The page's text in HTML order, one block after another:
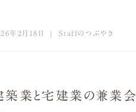
年2月18日 Staffのつぶやき
築業と宅建業の兼業